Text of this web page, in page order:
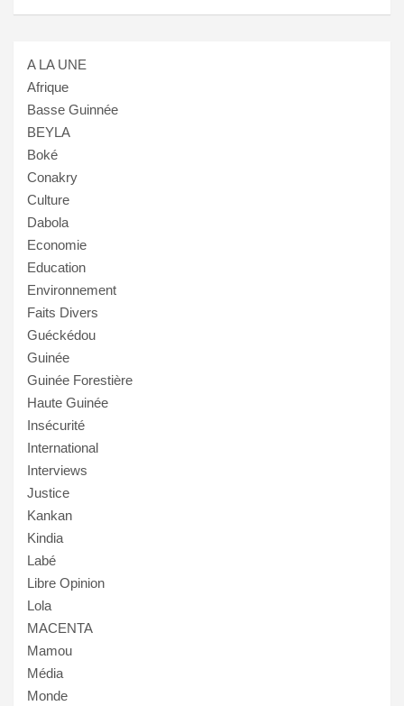
A LA UNE
Afrique
Basse Guinnée
BEYLA
Boké
Conakry
Culture
Dabola
Economie
Education
Environnement
Faits Divers
Guéckédou
Guinée
Guinée Forestière
Haute Guinée
Insécurité
International
Interviews
Justice
Kankan
Kindia
Labé
Libre Opinion
Lola
MACENTA
Mamou
Média
Monde